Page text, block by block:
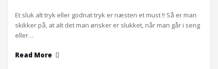
Et sluk alt tryk eller godnat tryk er næsten et must !! Så er man
skikker på, at alt det man ønsker er slukket, når man går i seng
eller…
Read More